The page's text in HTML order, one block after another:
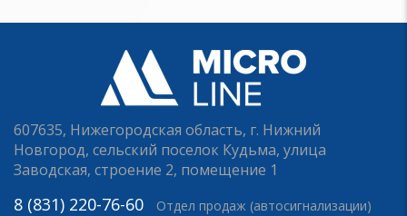
607635, Нижегородская область, г. Нижний
Новгород, сельский поселок Кудьма, улица
Заводская, строение 2, помещение 1
8 (831) 220-76-60 Отдел продаж (автосигнализации)